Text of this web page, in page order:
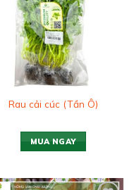
Rau cải cúc (Tần Ô)
MUA NGAY